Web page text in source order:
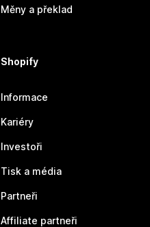
Měny a překlad
Shopify
Informace
Kariéry
Investoři
Tisk a média
Partneři
Affiliate partneři